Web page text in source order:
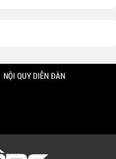
NỘI QUY DIỄN ĐÀN